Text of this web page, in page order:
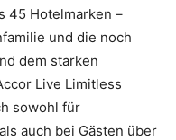
45 Hotelmarken –
und die noch
dem starken
Live Limitless
sowohl für
auch bei Gästen über